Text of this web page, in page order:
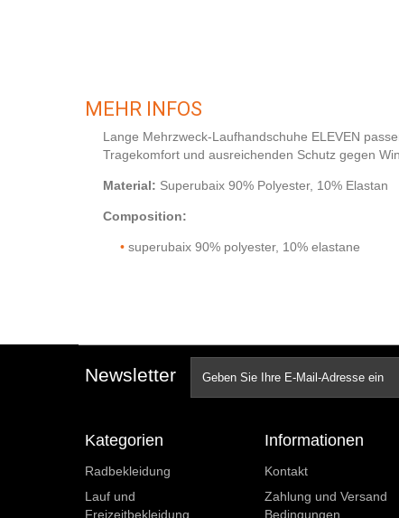
MEHR INFOS
Lange Mehrzweck-Laufhandschuhe ELEVEN
Tragekomfort und ausreichenden Schutz gegen
Material: Superubaix 90% Polyester, 10% Elastan
Composition:
superubaix 90% polyester, 10% elastane
Newsletter
Kategorien
Radbekleidung
Lauf und
Freizeitbekleidung
Informationen
Kontakt
Zahlung und Versand
Bedingungen